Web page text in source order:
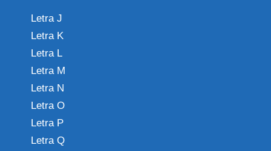
Letra J
Letra K
Letra L
Letra M
Letra N
Letra O
Letra P
Letra Q